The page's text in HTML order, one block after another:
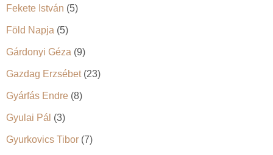
Fekete István (5)
Föld Napja (5)
Gárdonyi Géza (9)
Gazdag Erzsébet(23)
Gyárfás Endre (8)
Gyulai Pál (3)
Gyurkovics Tibor (7)